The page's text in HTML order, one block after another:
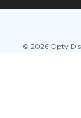
© 2026 Opty